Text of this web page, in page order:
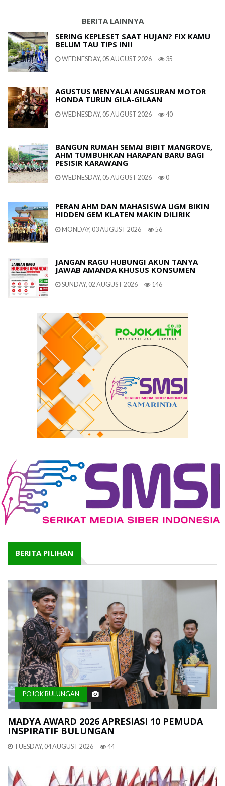
BERITA LAINNYA
SERING KEPLESET SAAT HUJAN? FIX KAMU
BELUM TAU TIPS INI!
WEDNESDAY, 05 AUGUST 2026 35
AGUSTUS MENYALA! ANGSURAN MOTOR
HONDA TURUN GILA-GILAAN
WEDNESDAY, 05 AUGUST 2026 40
BANGUN RUMAH SEMAI BIBIT MANGROVE,
AHM TUMBUHKAN HARAPAN BARU BAGI
PESISIR KARAWANG
WEDNESDAY, 05 AUGUST 2026 0
PERAN AHM DAN MAHASISWA UGM BIKIN
HIDDEN GEM KLATEN MAKIN DILIRIK
MONDAY, 03 AUGUST 2026 56
JANGAN RAGU HUBUNGI AKUN TANYA
JAWAB AMANDA KHUSUS KONSUMEN
SUNDAY, 02 AUGUST 2026 146
BERITA PILIHAN
POJOK BULUNGAN
MADYA AWARD 2026 APRESIASI 10 PEMUDA
INSPIRATIF BULUNGAN
TUESDAY, 04 AUGUST 2026 44